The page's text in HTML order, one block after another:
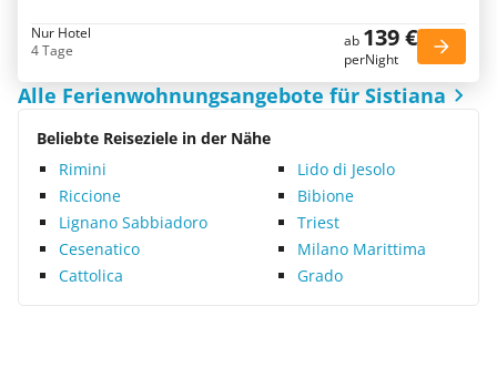
Nur Hotel
4 Tage
ab 139 €
perNight
Alle Ferienwohnungsangebote für Sistiana
Beliebte Reiseziele in der Nähe
Rimini
Lido di Jesolo
Riccione
Bibione
Lignano Sabbiadoro
Triest
Cesenatico
Milano Marittima
Cattolica
Grado